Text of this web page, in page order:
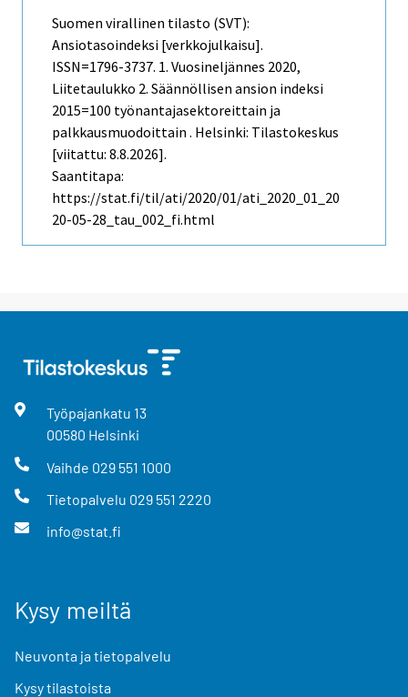
Suomen virallinen tilasto (SVT):
Ansiotasoindeksi [verkkojulkaisu].
ISSN=1796-3737. 1. Vuosineljännes 2020,
Liitetaulukko 2. Säännöllisen ansion indeksi
2015=100 työnantajasektoreittain ja
palkkausmuodoittain . Helsinki: Tilastokeskus
[viitattu: 8.8.2026].
Saantitapa:
https://stat.fi/til/ati/2020/01/ati_2020_01_20
20-05-28_tau_002_fi.html
Työpajankatu 13
00580 Helsinki
Vaihde 029 551 1000
Tietopalvelu 029 551 2220
info@stat.fi
Kysy meiltä
Neuvonta ja tietopalvelu
Kysy tilastoista